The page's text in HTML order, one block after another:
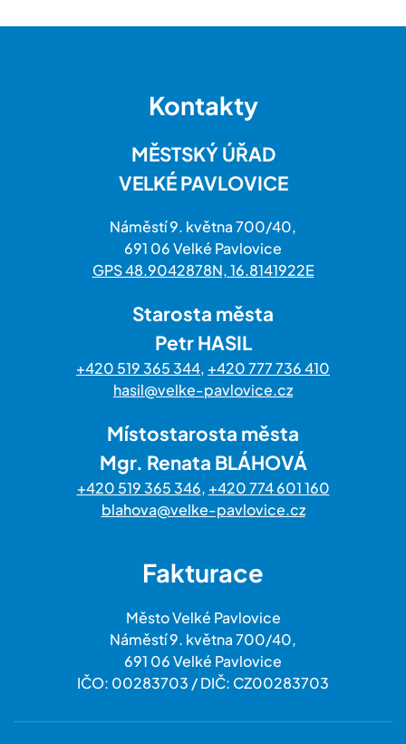
Kontakty
MĚSTSKÝ ÚŘAD
VELKÉ PAVLOVICE
Náměstí 9. května 700/40,
691 06 Velké Pavlovice
GPS 48.9042878N, 16.8141922E
Starosta města
Petr HASIL
+420 519 365 344, +420 777 736 410
hasil@velke-pavlovice.cz
Místostarosta města
Mgr. Renata BLÁHOVÁ
+420 519 365 346, +420 774 601 160
blahova@velke-pavlovice.cz
Fakturace
Město Velké Pavlovice
Náměstí 9. května 700/40,
691 06 Velké Pavlovice
IČO: 00283703 / DIČ: CZ00283703